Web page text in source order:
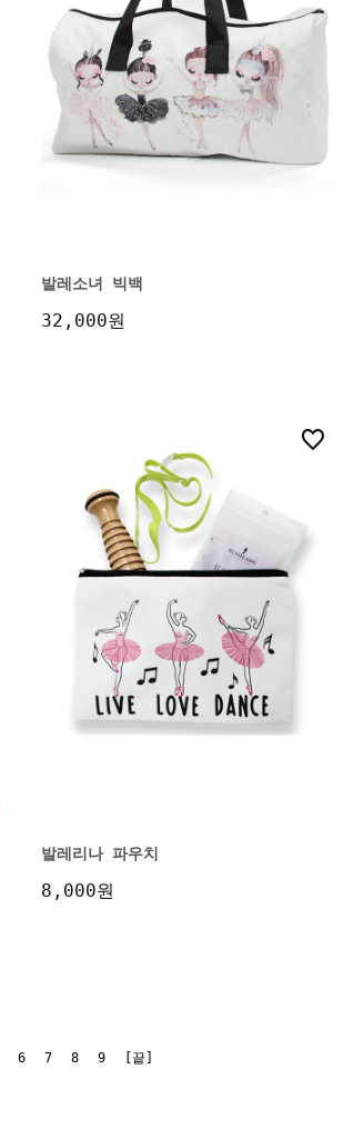
발레소녀 빅백
32,000원
발레리나 파우치
8,000원
6 7 8 9 [끝]